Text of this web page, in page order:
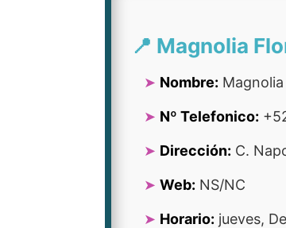
📍 Magnolia
Nombre:
Nº Telefonico:
Dirección: C.
Web: NS/NC
Horario: jueves,